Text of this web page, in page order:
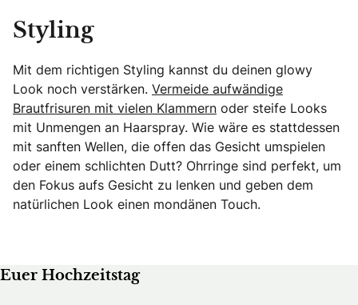
Styling
Mit dem richtigen Styling kannst du deinen glowy
Look noch verstärken. Vermeide aufwändige
Brautfrisuren mit vielen Klammern oder steife Looks
mit Unmengen an Haarspray. Wie wäre es stattdessen
mit sanften Wellen, die offen das Gesicht umspielen
oder einem schlichten Dutt? Ohrringe sind perfekt, um
den Fokus aufs Gesicht zu lenken und geben dem
natürlichen Look einen mondänen Touch.
Euer Hochzeitstag